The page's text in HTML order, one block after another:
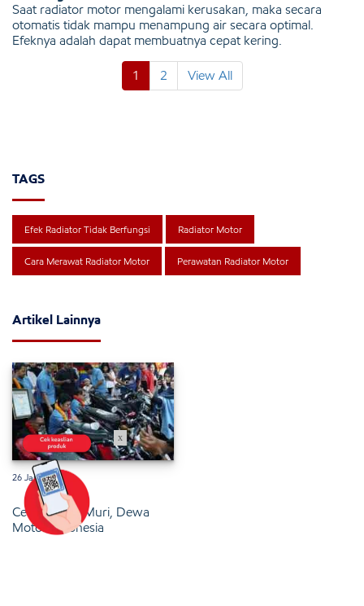
Saat radiator motor mengalami kerusakan, maka secara
otomatis tidak mampu menampung air secara optimal.
Efeknya adalah dapat membuatnya cepat kering.
1 2 View All
TAGS
Efek Radiator Tidak Berfungsi Radiator Motor
Cara Merawat Radiator Motor Perawatan Radiator Motor
Artikel Lainnya
26 Januari 2025
Cetak Rekor Muri, Dewa
Motor Indonesia
x